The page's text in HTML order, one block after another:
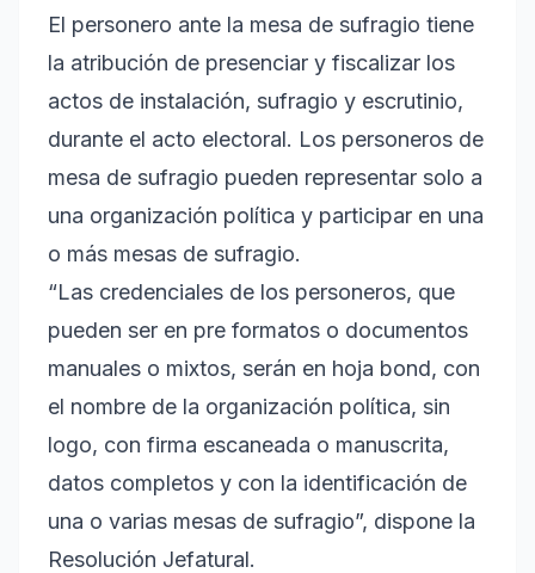
El personero ante la mesa de sufragio tiene
la atribución de presenciar y fiscalizar los
actos de instalación, sufragio y escrutinio,
durante el acto electoral. Los personeros de
mesa de sufragio pueden representar solo a
una organización política y participar en una
o más mesas de sufragio.
“Las credenciales de los personeros, que
pueden ser en pre formatos o documentos
manuales o mixtos, serán en hoja bond, con
el nombre de la organización política, sin
logo, con firma escaneada o manuscrita,
datos completos y con la identificación de
una o varias mesas de sufragio”, dispone la
Resolución Jefatural.